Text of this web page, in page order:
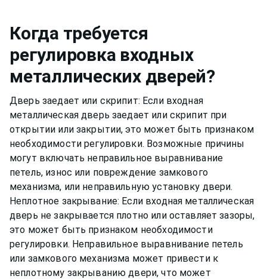
Когда требуется
регулировка входных
металлических дверей?
Дверь заедает или скрипит: Если входная
металлическая дверь заедает или скрипит при
открытии или закрытии, это может быть признаком
необходимости регулировки. Возможные причины
могут включать неправильное выравнивание
петель, износ или повреждение замкового
механизма, или неправильную установку двери.
Неплотное закрывание: Если входная металлическая
дверь не закрывается плотно или оставляет зазоры,
это может быть признаком необходимости
регулировки. Неправильное выравнивание петель
или замкового механизма может привести к
неплотному закрыванию двери, что может